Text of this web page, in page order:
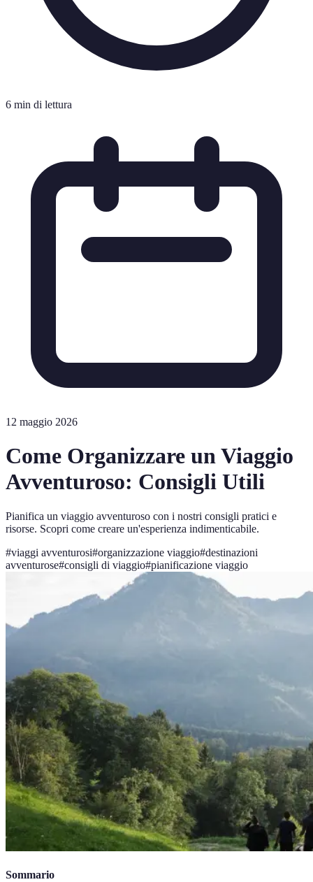
6 min di lettura
12 maggio 2026
Come Organizzare un Viaggio
Avventuroso: Consigli Utili
Pianifica un viaggio avventuroso con i nostri consigli pratici e
risorse. Scopri come creare un'esperienza indimenticabile.
#viaggi avventurosi#organizzazione viaggio#destinazioni
avventurose#consigli di viaggio#pianificazione viaggio
Sommario